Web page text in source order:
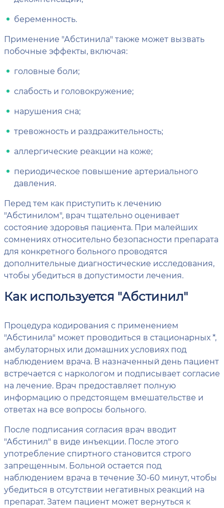
беременность.
Применение "Абстинила" также может вызвать
побочные эффекты, включая:
головные боли;
слабость и головокружение;
нарушения сна;
тревожность и раздражительность;
аллергические реакции на коже;
периодическое повышение артериального
давления.
Перед тем как приступить к лечению
"Абстинилом", врач тщательно оценивает
состояние здоровья пациента. При малейших
сомнениях относительно безопасности препарата
для конкретного больного проводятся
дополнительные диагностические исследования,
чтобы убедиться в допустимости лечения.
Как используется "Абстинил"
Процедура кодирования с применением
"Абстинила" может проводиться в стационарных *,
амбулаторных или домашних условиях под
наблюдением врача. В назначенный день пациент
встречается с наркологом и подписывает согласие
на лечение. Врач предоставляет полную
информацию о предстоящем вмешательстве и
ответах на все вопросы больного.
После подписания согласия врач вводит
"Абстинил" в виде инъекции. После этого
употребление спиртного становится строго
запрещенным. Больной остается под
наблюдением врача в течение 30-60 минут, чтобы
убедиться в отсутствии негативных реакций на
препарат. Затем пациент может вернуться к